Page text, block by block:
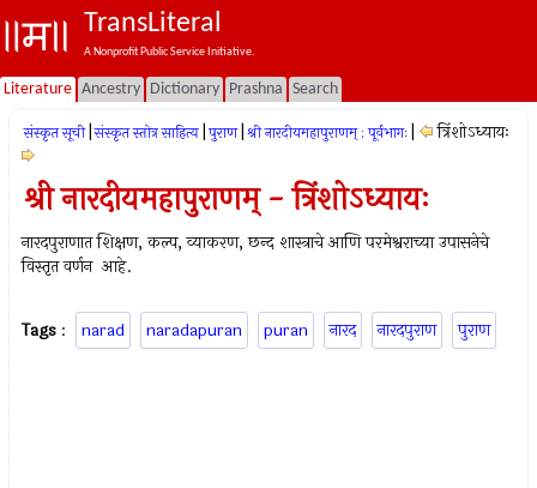
TransLiteral
A Nonprofit Public Service Initiative.
Literature Ancestry Dictionary Prashna Search
संस्कृत सूची संस्कृत स्तोत्र साहित्य पुराण श्री नारदीयमहापुराणम् : पूर्वभागः त्रिंशोऽध्यायः
श्री नारदीयमहापुराणम् - त्रिंशोऽध्यायः
नारदपुराणात शिक्षण, कल्प, व्याकरण, छन्द शास्त्राचे आणि परमेश्वराच्या उपासनेचे
विस्तृत वर्णन आहे.
Tags : narad naradapuran puran नारद नारदपुराण पुराण